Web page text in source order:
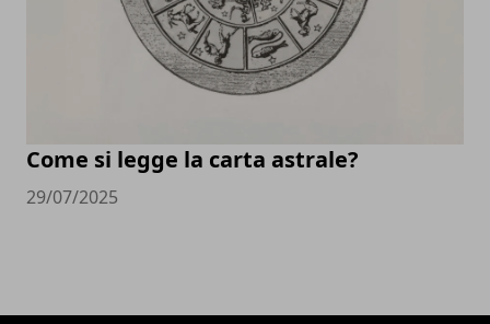
Come si legge la carta astrale?
29/07/2025